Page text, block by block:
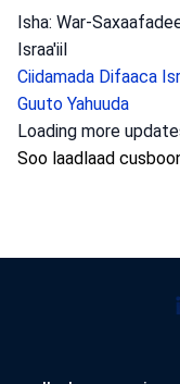
Isha: War-
Israa'iil
Ciidamada Difaaca
Guuto Yahuuda
Loading more
Soo laadlaad